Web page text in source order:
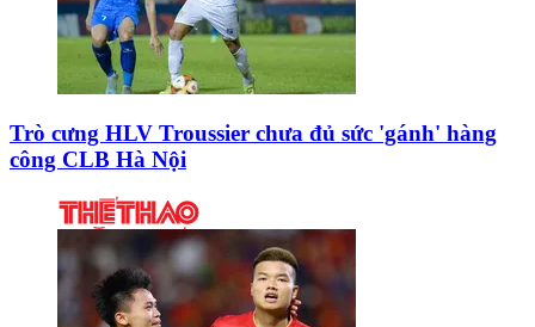
Trò cưng HLV Troussier chưa đủ sức 'gánh' hàng
công CLB Hà Nội